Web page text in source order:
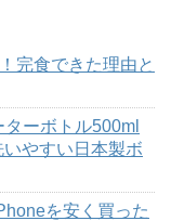
完食できた理由と
ターボトル500ml
やすい日本製ボ
を安く買った